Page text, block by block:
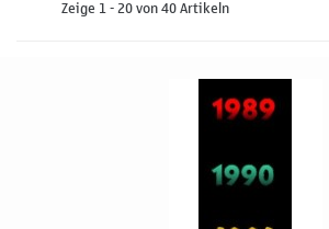
Zeige 1 - 20 von 40 Artikeln